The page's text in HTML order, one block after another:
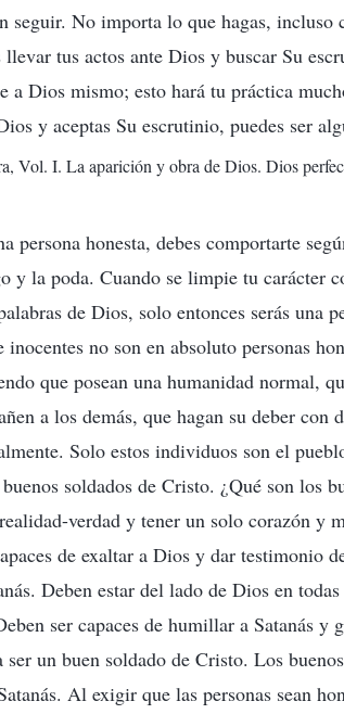
seguir. No importa lo que hagas, incluso
llevar tus actos ante Dios y buscar Su
a Dios mismo; esto hará tu práctica
y aceptas Su escrutinio, puedes ser
Vol. I. La aparición y obra de Dios. Dios
persona honesta, debes comportarte
y la poda. Cuando se limpie tu carácter
de Dios, solo entonces serás una
inocentes no son en absoluto personas
que posean una humanidad normal,
a los demás, que hagan su deber con
Solo estos individuos son el
soldados de Cristo. ¿Qué son los
verdad y tener un solo corazón y
de exaltar a Dios y dar testimonio
Deben estar del lado de Dios en
ser capaces de humillar a Satanás
un buen soldado de Cristo. Los
Al exigir que las personas sean